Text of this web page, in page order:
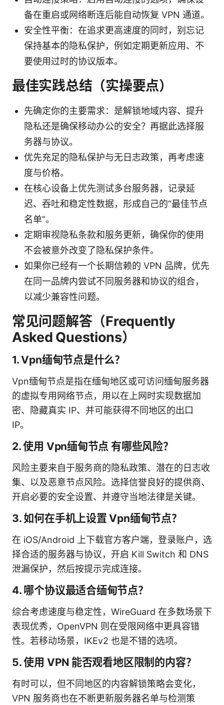
备在重启或网络断连后能自动恢复 VPN 通道。
安全性平衡：在追求更高速度的同时，别忘记
保持基本的隐私保护，例如定期更新应用、不
要使用过时的协议版本。
最佳实践总结（实操要点）
先确定你的主要需求：是解锁地域内容、提升
隐私还是确保移动办公的安全？再据此选择服
务器与协议。
优先充足的隐私保护与无日志政策，再考虑速
度与价格。
在核心设备上优先测试多台服务器，记录延
迟、吞吐和稳定性数据，形成自己的“最佳节点
名单”。
定期审视隐私条款和服务更新，确保你的使用
不会被意外改变了隐私保护条件。
如果你已经有一个长期信赖的 VPN 品牌，优先
在同一品牌内尝试不同服务器和协议的组合，
以减少兼容性问题。
常见问题解答（Frequently
Asked Questions）
1. Vpn缅甸节点是什么？
Vpn缅甸节点是指在缅甸地区或可访问缅甸服务器
的虚拟专用网络节点，用以在上网时实现数据加
密、隐藏真实 IP、并可能获得不同地区的出口
IP。
2. 使用 Vpn缅甸节点 有哪些风险？
风险主要来自于服务商的隐私政策、潜在的日志收
集、以及恶意节点风险。选择信誉良好的提供商、
开启必要的安全设置、并遵守当地法律是关键。
3. 如何在手机上设置 Vpn缅甸节点？
在 iOS/Android 上下载官方客户端，登录账户，选
择合适的服务器与协议，开启 Kill Switch 和 DNS
泄漏保护，然后按提示完成连接。
4. 哪个协议最适合缅甸节点？
综合考虑速度与稳定性，WireGuard 在多数场景下
表现优秀，OpenVPN 则在受限网络中更具容错
性。若移动场景，IKEv2 也是不错的选项。
5. 使用 VPN 能否观看地区限制的内容？
有时可以，但不同地区的内容解锁策略会变化，
VPN 服务商也在不断更新服务器名单与检测策